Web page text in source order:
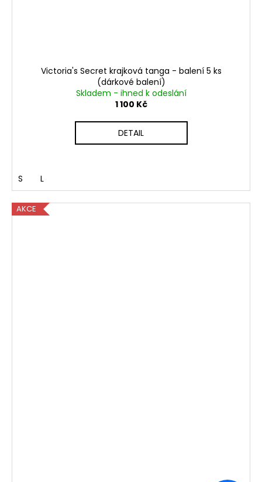
Victoria's Secret krajková tanga - balení 5 ks
(dárkové balení)
Skladem - ihned k odeslání
1 100 Kč
DETAIL
S L
AKCE